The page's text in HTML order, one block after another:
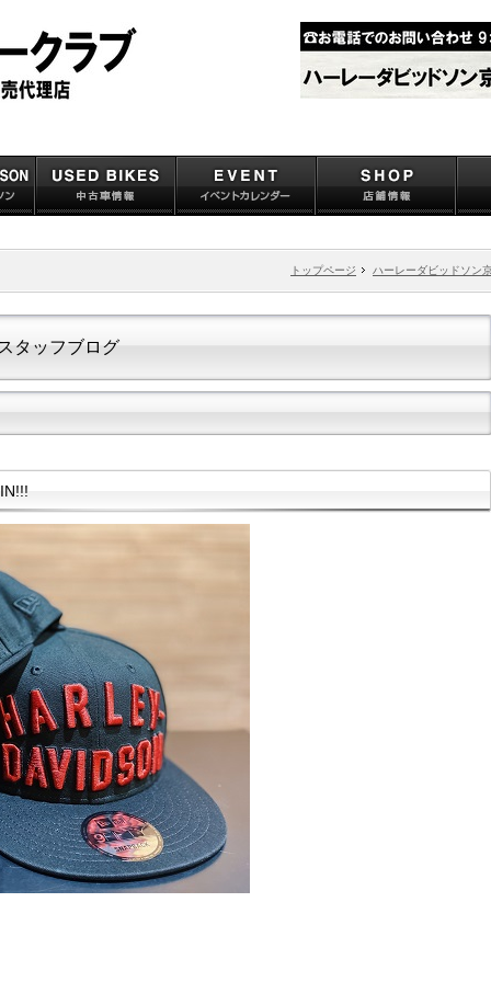
トップページ ハーレーダビッドソン
タッフブログ